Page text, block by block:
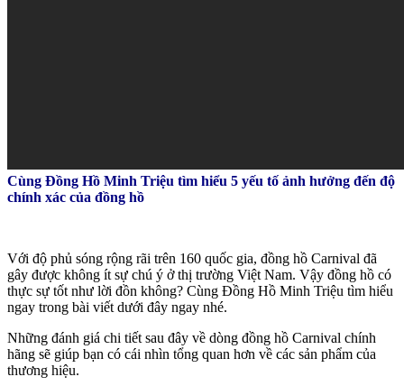
Cùng Đồng Hồ Minh Triệu tìm hiểu 5 yếu tố ảnh hưởng đến độ
chính xác của đồng hồ
Với độ phủ sóng rộng rãi trên 160 quốc gia, đồng hồ Carnival đã
gây được không ít sự chú ý ở thị trường Việt Nam. Vậy đồng hồ có
thực sự tốt như lời đồn không? Cùng Đồng Hồ Minh Triệu tìm hiểu
ngay trong bài viết dưới đây ngay nhé.
Những đánh giá chi tiết sau đây về dòng đồng hồ Carnival chính
hãng sẽ giúp bạn có cái nhìn tổng quan hơn về các sản phẩm của
thương hiệu.